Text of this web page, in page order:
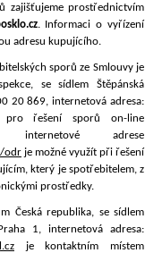
zajišťujeme prostřednictvím
. Informaci o vyřízení
adresu kupujícího.
sporů ze Smlouvy je
se sídlem Štěpánská
20 869, internetová adresa:
pro řešení sporů on-line
adrese
odr je možné využít při řešení
který je spotřebitelem, z
prostředky.
Česká republika, se sídlem
1, internetová adresa:
je kontaktním místem